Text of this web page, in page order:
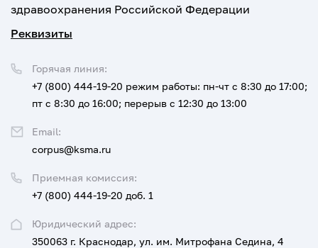
здравоохранения Российской Федерации
Реквизиты
Юридический адрес:
350063 г. Краснодар, ул. им. Митрофана Седина, 4
Приемная комиссия:
+7 (800) 444-19-20 доб. 1
Горячая линия:
+7 (800) 444-19-20 режим работы: пн-чт с 8:30 до 17:00;
пт с 8:30 до 16:00; перерыв с 12:30 до 13:00
Email:
corpus@ksma.ru